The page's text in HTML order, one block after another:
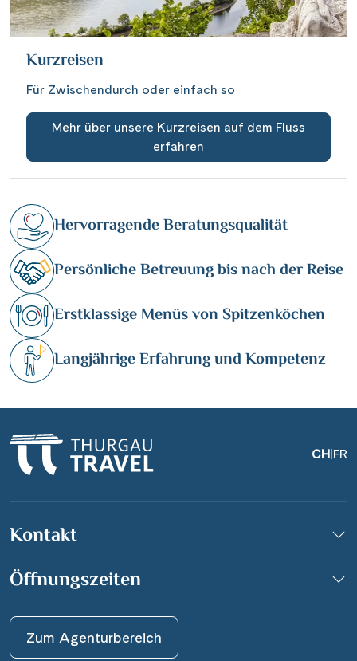
Kurzreisen
Für Zwischendurch oder einfach so
Mehr über unsere Kurzreisen auf dem Fluss
erfahren
Hervorragende Beratungsqualität
Persönliche Betreuung bis nach der Reise
Erstklassige Menüs von Spitzenköchen
Langjährige Erfahrung und Kompetenz
CH FR
Kontakt
Öffnungszeiten
Zum Agenturbereich